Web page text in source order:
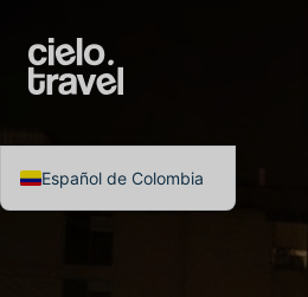
Español de Colombia